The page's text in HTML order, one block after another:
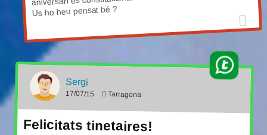
Us ho heu pensat bé ?
Sergi
17/07/15 Tarragona
Felicitats tinetaires!